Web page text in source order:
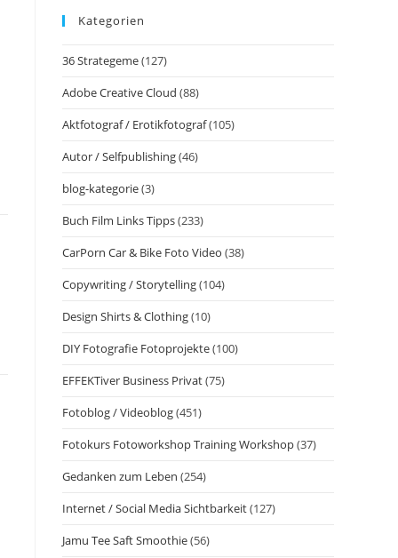
Kategorien
36 Strategeme(127)
Adobe Creative Cloud (88)
Aktfotograf / Erotikfotograf(105)
Autor / Selfpublishing(46)
blog-kategorie(3)
Buch Film Links Tipps(233)
CarPorn Car & Bike Foto Video (38)
Copywriting / Storytelling(104)
Design Shirts & Clothing(10)
DIY Fotografie Fotoprojekte(100)
EFFEKTiver Business Privat(75)
Fotoblog / Videoblog(451)
Fotokurs Fotoworkshop Training Workshop(37)
Gedanken zum Leben (254)
Internet / Social Media Sichtbarkeit(127)
Jamu Tee Saft Smoothie(56)